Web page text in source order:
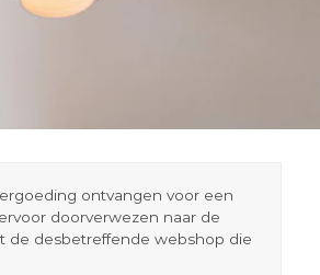
ontvangen voor een
doorverwezen naar de
de desbetreffende webshop die